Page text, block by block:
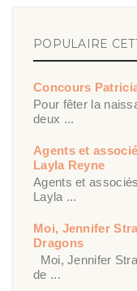
POPULAIRE
Concours
Pour fêter la
deux ...
Agents et
Layla Reyne
Agents et
Layla ...
Moi, Jennifer
Dragons
Moi, Jennifer
de ...